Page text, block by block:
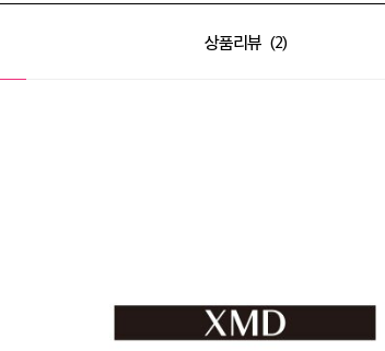
상품리뷰 2